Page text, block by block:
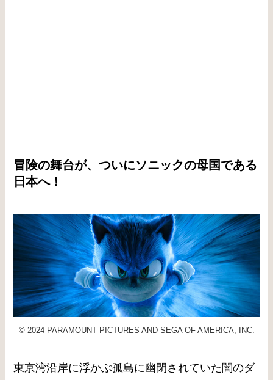
冒険の舞台が、ついにソニックの母国である
日本へ！
© 2024 PARAMOUNT PICTURES AND SEGA OF AMERICA, INC.
東京湾沿岸に浮かぶ孤島に幽閉されていた闇のダ